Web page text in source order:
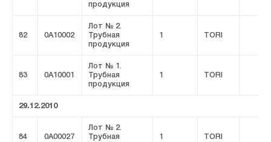
продукция
82 0A10002
Лот № 2.
Трубная
продукция
1 TORI
83 0A10001
Лот № 1.
Трубная
продукция
1 TORI
29.12.2010
84 0A00027
Лот № 2.
Трубная
1 TORI